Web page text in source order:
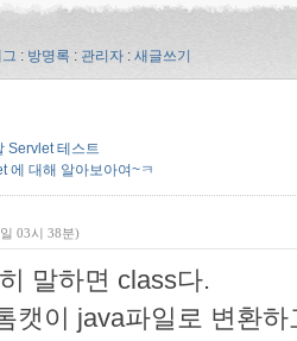
: 방명록 : 관리자 : 새글쓰기
Servlet 테스트
에 대해 알아보아여~ㅋ
03시 38분)
말하면 class다.
캣이 java파일로 변환